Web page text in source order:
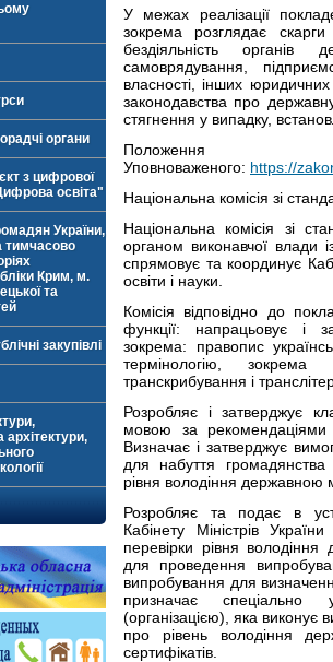
органи
з цифрової
освіта"
України,
тимчасово
Крим, м.
та
закупівлі
архітектури,
У межах реалізації
зокрема розглядає
бездіяльність органів
самоврядування,
власності, інших
законодавства про
стягнення у випадку,
Положення
Уповноваженого: https://
Національна комісія зі
Національна комісія зі
органом виконавчої влади
спрямовує та координує
освіти і науки.
Комісія відповідно до
функції: напрацьовує і
зокрема: правопис
термінологію,
транскрибування і
Розробляє і затверджує
мовою за
Визначає і затверджує
для набуття громадянства
рівня володіння державною
Розробляє та подає в
Кабінету Міністрів
перевірки рівня
для проведення
випробування для
призначає спеціально
(організацією), яка виконує
про рівень володіння
сертифікатів.